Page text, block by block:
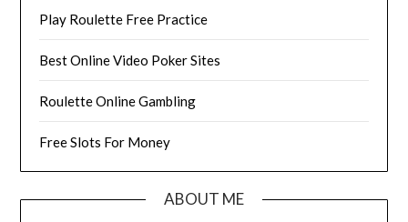
Play Roulette Free Practice
Best Online Video Poker Sites
Roulette Online Gambling
Free Slots For Money
ABOUT ME